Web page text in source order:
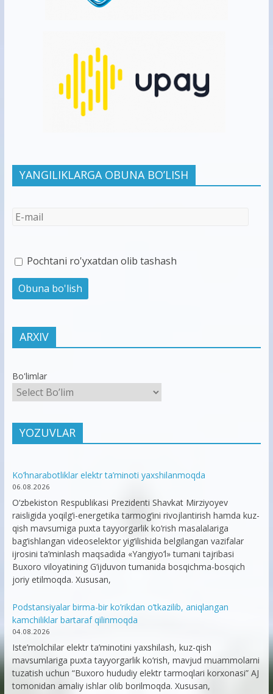
YANGILIKLARGA OBUNA BO’LISH
Pochtani ro'yxatdan olib tashash
ARXIV
Bo'limlar
YOZUVLAR
Ko’hnarabotliklar elektr ta’minoti yaxshilanmoqda
06.08.2026
O‘zbekiston Respublikasi Prezidenti Shavkat Mirziyoyev
raisligida yoqilg‘i-energetika tarmog‘ini rivojlantirish hamda kuz-
qish mavsumiga puxta tayyorgarlik ko‘rish masalalariga
bag‘ishlangan videoselektor yig‘ilishida belgilangan vazifalar
ijrosini ta’minlash maqsadida «Yangiyo‘l» tumani tajribasi
Buxoro viloyatining G‘ijduvon tumanida bosqichma-bosqich
joriy etilmoqda. Xususan,
Podstansiyalar birma-bir ko’rikdan o’tkazilib, aniqlangan
kamchiliklar bartaraf qilinmoqda
04.08.2026
Iste’molchilar elektr ta’minotini yaxshilash, kuz-qish
mavsumlariga puxta tayyorgarlik ko‘rish, mavjud muammolarni
tuzatish uchun “Buxoro hududiy elektr tarmoqlari korxonasi” AJ
tomonidan amaliy ishlar olib borilmoqda. Xususan,